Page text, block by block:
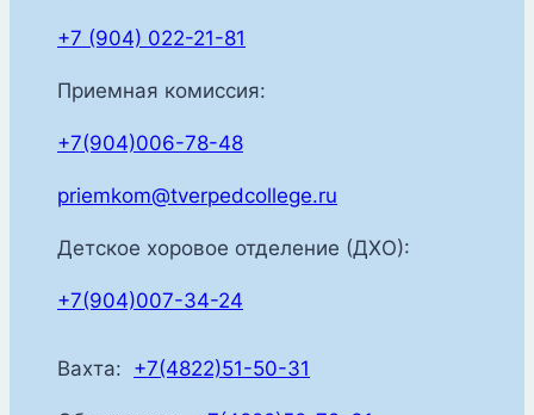
+7 (904) 022-21-81
Приемная комиссия:
+7(904)006-78-48
priemkom@tverpedcollege.ru
Детское хоровое отделение (ДХО):
+7(904)007-34-24
Вахта: +7(4822)51-50-31